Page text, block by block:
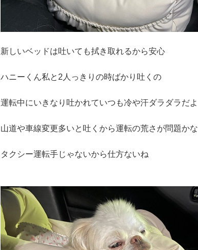
新しいベッドは吐いても拭き取れるから安心
ハニーくん私と2人っきりの時ばかり吐くの
運転中にいきなり吐かれていつも冷や汗ダラダラだよ
山道や車線変更多いと吐くから運転の荒さが問題かな
タクシー運転手じゃないから仕方ないね